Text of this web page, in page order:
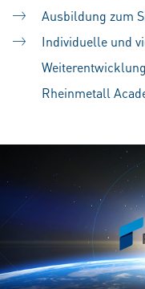
Ausbildung zum
Individuelle und
Rheinmetall